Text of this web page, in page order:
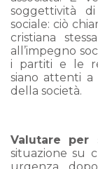
soggettività
sociale: ciò
cristiana
all’impegno
i partiti e le
siano attenti
della società.
Valutare per
situazione su